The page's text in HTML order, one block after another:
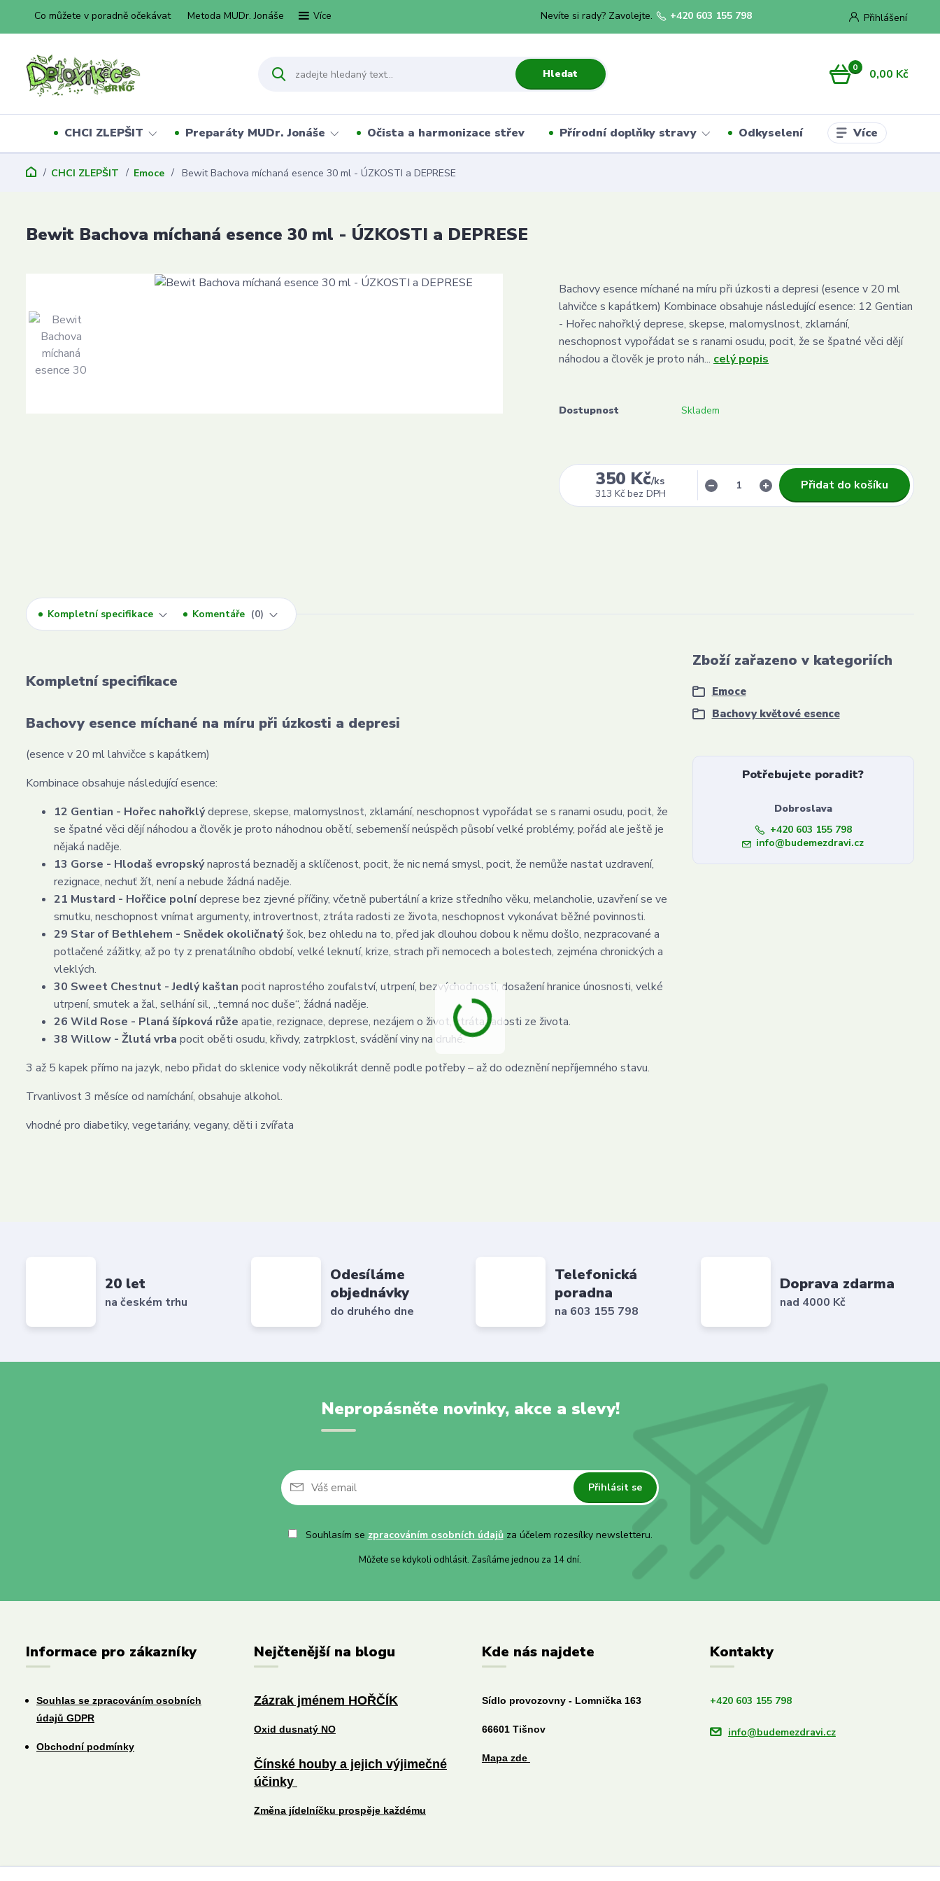
Co můžete v poradně očekávat Metoda MUDr. Jonáše Více Přihlášení
Hledat
Nevíte si rady? Zavolejte. +420 603 155 798
0 0,00 Kč
CHCI ZLEPŠIT Preparáty MUDr. Jonáše Očista a harmonizace střev Přírodní doplňky stravy Odkyselení Více
CHCI ZLEPŠIT Emoce Bewit Bachova míchaná esence 30 ml - ÚZKOSTI a DEPRESE
Bewit Bachova míchaná esence 30 ml - ÚZKOSTI a DEPRESE
Bachovy esence míchané na míru při úzkosti a depresi (esence v 20 ml
lahvičce s kapátkem) Kombinace obsahuje následující esence: 12 Gentian
- Hořec nahořklý deprese, skepse, malomyslnost, zklamání,
neschopnost vypořádat se s ranami osudu, pocit, že se špatné věci dějí
náhodou a člověk je proto náh... celý popis
Dostupnost Skladem
350 Kč/ks
313 Kč bez DPH
Přidat do košíku
Kompletní specifikace Komentáře 0
Kompletní specifikace
Bachovy esence míchané na míru při úzkosti a depresi
(esence v 20 ml lahvičce s kapátkem)
Kombinace obsahuje následující esence:
12 Gentian - Hořec nahořklýdeprese, skepse, malomyslnost, zklamání, neschopnost vypořádat se s ranami osudu, pocit, že
se špatné věci dějí náhodou a člověk je proto náhodnou obětí, sebemenší neúspěch působí velké problémy, pořád ale ještě je
nějaká naděje.
13 Gorse - Hlodaš evropskýnaprostá beznaděj a sklíčenost, pocit, že nic nemá smysl, pocit, že nemůže nastat uzdravení,
rezignace, nechuť žít, není a nebude žádná naděje.
21 Mustard - Hořčice polnídeprese bez zjevné příčiny, včetně pubertální a krize středního věku, melancholie, uzavření se ve
smutku, neschopnost vnímat argumenty, introvertnost, ztráta radosti ze života, neschopnost vykonávat běžné povinnosti.
29 Star of Bethlehem - Snědek okoličnatýšok, bez ohledu na to, před jak dlouhou dobou k němu došlo, nezpracované a
potlačené zážitky, až po ty z prenatálního období, velké leknutí, krize, strach při nemocech a bolestech, zejména chronických a
vleklých.
30 Sweet Chestnut - Jedlý kaštan pocit naprostého zoufalství, utrpení, bezvýchodnosti, dosažení hranice únosnosti, velké
utrpení, smutek a žal, selhání sil, „temná noc duše“, žádná naděje.
26 Wild Rose - Planá šípková růže apatie, rezignace, deprese, nezájem o život, ztráta radosti ze života.
38 Willow - Žlutá vrba pocit oběti osudu, křivdy, zatrpklost, svádění viny na druhé.
3 až 5 kapek přímo na jazyk, nebo přidat do sklenice vody několikrát denně podle potřeby – až do odeznění nepříjemného stavu.
Trvanlivost 3 měsíce od namíchání, obsahuje alkohol.
vhodné pro diabetiky, vegetariány, vegany, děti i zvířata
Zboží zařazeno v kategoriích
Emoce
Bachovy květové esence
Potřebujete poradit?
Dobroslava
+420 603 155 798
info@budemezdravi.cz
20 let
na českém trhu
Odesíláme
objednávky
do druhého dne
Telefonická
poradna
na 603 155 798
Doprava zdarma
nad 4000 Kč
Nepropásněte novinky, akce a slevy!
Přihlásit se
Souhlasím se zpracováním osobních údajůza účelem rozesílky newsletteru.
Můžete se kdykoli odhlásit. Zasíláme jednou za 14 dní.
Informace pro zákazníky
Souhlas se zpracováním osobních
údajů GDPR
Obchodní podmínky
Nejčtenější na blogu
Zázrak jménem HOŘČÍK
Oxid dusnatý NO
Čínské houby a jejich výjimečné
účinky
Změna jídelníčku prospěje každému
Kde nás najdete
Sídlo provozovny - Lomnička 163
66601 Tišnov
Mapa zde
Kontakty
+420 603 155 798
info@budemezdravi.cz